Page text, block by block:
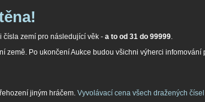
čísla zemí pro následující věk - a to od 31 do 99999.
Po ukončení Aukce budou všichni výherci infomování
jiným hráčem. Vyvolávací cena všech dražených